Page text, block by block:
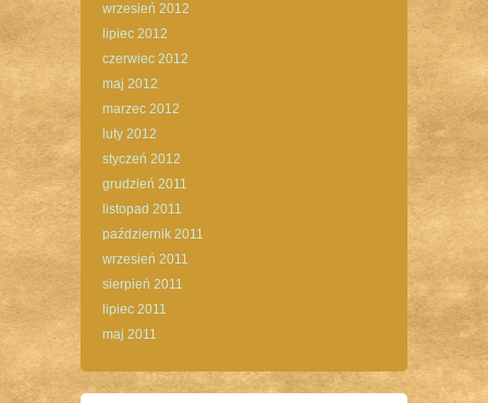
wrzesień 2012
lipiec 2012
czerwiec 2012
maj 2012
marzec 2012
luty 2012
styczeń 2012
grudzień 2011
listopad 2011
październik 2011
wrzesień 2011
sierpień 2011
lipiec 2011
maj 2011